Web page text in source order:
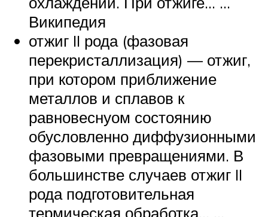
Википедия
отжиг II рода (фазовая
перекристаллизация) — отжиг,
при котором приближение
металлов и сплавов к
равновеснуом состоянию
обусловленно диффузионными
фазовыми превращениями. В
большинстве случаев отжиг II
рода подготовительная
термическая обработка… …